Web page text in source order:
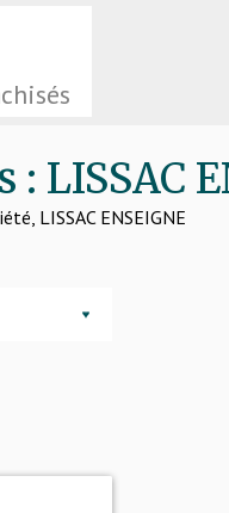
LISSAC
LISSAC ENSEIGNE